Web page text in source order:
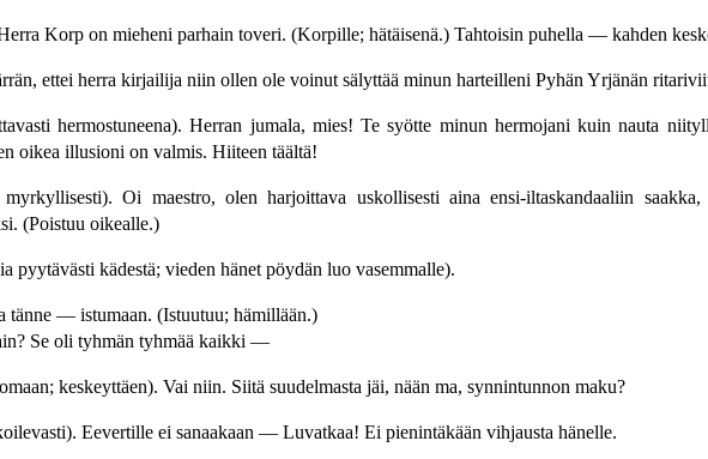
Korp on mieheni parhain toveri. (Korpille; hätäisenä.) Tahtoisin puhella — kahden
ettei herra kirjailija niin ollen ole voinut sälyttää minun harteilleni Pyhän Yrjänän
hermostuneena). Herran jumala, mies! Te syötte minun hermojani kuin nauta
oikea illusioni on valmis. Hiiteen täältä!
Oi maestro, olen harjoittava uskollisesti aina ensi-iltaskandaaliin
(Poistuu oikealle.)
pyytävästi kädestä; vieden hänet pöydän luo vasemmalle).
tänne — istumaan. (Istuutuu; hämillään.)
Se oli tyhmän tyhmää kaikki —
keskeyttäen). Vai niin. Siitä suudelmasta jäi, nään ma, synnintunnon maku?
Eevertille ei sanaakaan — Luvatkaa! Ei pienintäkään vihjausta hänelle.